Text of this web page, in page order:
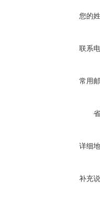
您的
联系
常用
详细
补充